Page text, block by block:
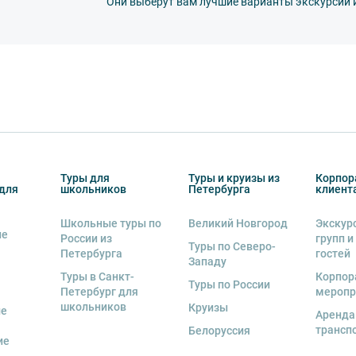
“О компании”.
экскурсии несёт взрослый
правила поведения на экскурсии.
ограничение
в сопровождении взрослых.
Туры для
школьников
Школьные туры по
России из
Петербурга
Туры в Санкт-
Петербург для
школьников
Туры и круизы из
Петербурга
Великий Новгород
Туры по Северо-
Западу
Туры по России
Круизы
Белоруссия
групп
гостей